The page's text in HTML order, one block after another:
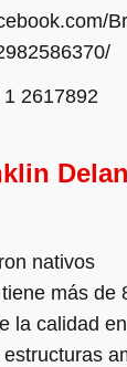
2617892
nativos
más de
la calidad